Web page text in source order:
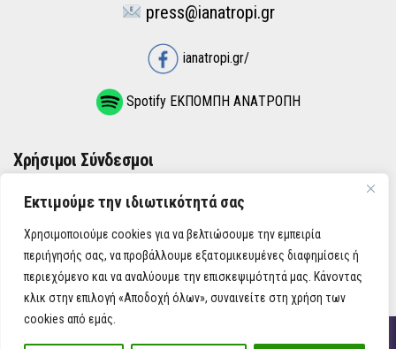
Εκτιμούμε την ιδιωτικότητά σας
Χρησιμοποιούμε cookies για να βελτιώσουμε την εμπειρία
περιήγησής σας, να προβάλλουμε εξατομικευμένες διαφημίσεις ή
περιεχόμενο και να αναλύουμε την επισκεψιμότητά μας. Κάνοντας
κλικ στην επιλογή «Αποδοχή όλων», συναινείτε στη χρήση των
cookies από εμάς.
press@ianatropi.gr
ianatropi.gr/
Spotify ΕΚΠΟΜΠΗ ΑΝΑΤΡΟΠΗ
Χρήσιμοι Σύνδεσμοι
ΌΡΟΙ ΧΡΉΣΗΣ
ΠΟΛΙΤΙΚΉ ΑΠΟΡΡΉΤΟΥ
iAnatropi ©